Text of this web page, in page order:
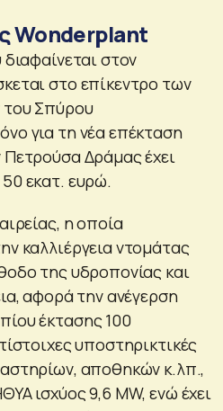
Wonderplant
στον
στο επίκεντρο των
του Σπύρου
για τη νέα επέκταση
Δράμας έχει
εκατ. ευρώ.
η οποία
καλλιέργεια ντομάτας
της υδροπονίας και
αφορά την ανέγερση
έκτασης 100
υποστηρικτικές
αποθηκών κ.λπ.,
ισχύος 9,6 MW, ενώ έχει